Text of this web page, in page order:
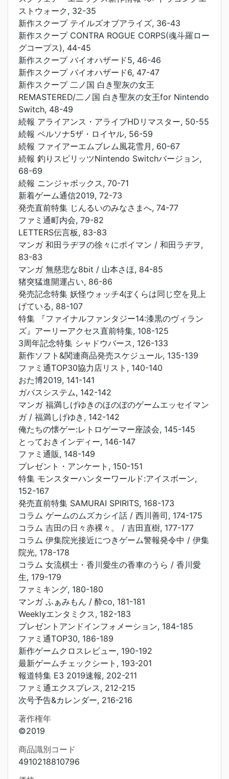
ストウォーク, 32-35
新作スクープ テイルズオブアライズ, 36-43
新作スクープ CONTRA ROGUE CORPS(魂斗羅ロー
グコープス), 44-45
新作スクープ バイオハザード5, 46-46
新作スクープ バイオハザード6, 47-47
新作スクープ 二ノ国 白き聖灰の女王
REMASTERED/二ノ国 白き聖灰の女王for Nintendo
Switch, 48-49
続報 アライアンス・アライブHDリマスター, 50-55
続報 ペルソナ5ザ・ロイヤル, 56-59
続報 ファイアーエムブレム風花雪月, 60-67
続報 釣りスピリッツNintendo Switchバージョン,
68-69
続報 ニンジャボックス, 70-71
新着ゲーム通信2019, 72-73
発売直前特集 じんるいのみなさまへ, 74-77
ファミ通町内会, 79-82
LETTERS伝言板, 83-83
マンガ 和田ラヂヲの徐々にポイマン / 和田ラヂヲ,
83-83
マンガ 無慈悲な8bit / 山本さほ, 84-85
猪突猛進開運占い, 86-86
発売記念特集 妖怪ウォッチ4ぼくらは同じ空を見上
げている, 88-107
特集 『ファイナルファンタジー14:漆黒のヴィラン
ズ』アーリーアクセス直前特集, 108-125
3周年記念特集 シャドウバース, 126-133
新作ソフト&関連商品発売スケジュール, 135-139
ファミ通TOP30協力店リスト, 140-140
おた博2019, 141-141
ガバスシステム, 142-142
マンガ 福満しげゆきのほのぼのゲームエッセイマン
ガ / 福満しげゆき, 142-142
俺たちの懐ゲー:レトロゲーマー座談会, 145-145
とっておきインディー, 146-147
ファミ通販, 148-149
プレゼント・アンケート, 150-151
特集 モンスターハンターワールド:アイスボーン,
152-167
発売直前特集 SAMURAI SPIRITS, 168-173
コラム ゲームのムズカシイ話 / 西川善司, 174-175
コラム 吉田の日々赤裸々。 / 吉田直樹, 177-177
コラム 伊集院光接近につきゲーム警報発令中 / 伊集
院光, 178-178
コラム 女流棋士・香川愛生の香車のうら / 香川愛
生, 179-179
ファミキング, 180-180
マンガ ふぁみもん / 酔co, 181-181
Weeklyエンタミクス, 182-183
プレゼントアンドインフォメーション, 184-185
ファミ通TOP30, 186-189
新作ゲームクロスレビュー, 190-192
最新ゲームチェックシート, 193-201
報道特集 E3 2019速報, 202-211
ファミ通エクスプレス, 212-215
次号予告&カレンダー, 216-216
著作権年
©2019
商品識別コード
4910218810796